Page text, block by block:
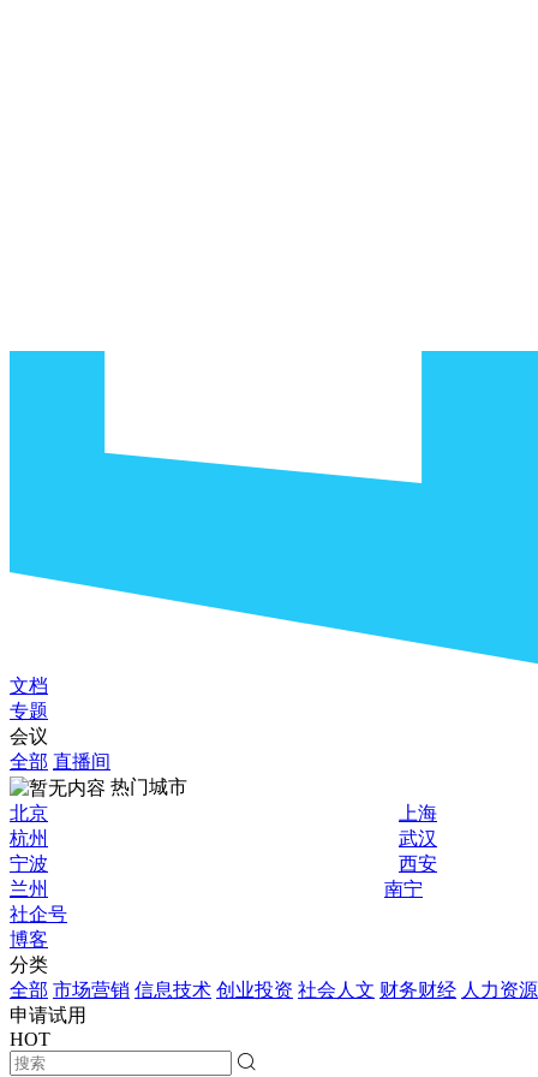
文档
专题
会议
全部 直播间
热门城市
北京
上海
杭州
武汉
宁波
西安
兰州
南宁
社企号
博客
分类
全部 市场营销 信息技术 创业投资 社会人文 财务财经 人力资源
申请试用
HOT